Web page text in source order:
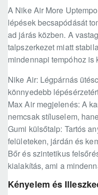
A Nike Air More
lépések becsapódását
ad járás közben. A
talpszerkezet miatt
mindennapi tempóhoz is
Nike Air: Légpárnás
könnyedebb
Max Air megjelenés: A
nemcsak stíluselem,
Gumi külsőtalp: Tartós
felületeken, járdán és
Bőr és szintetikus
kialakítás, ami a
Kényelem és